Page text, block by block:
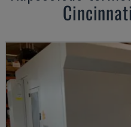
Cincinnati